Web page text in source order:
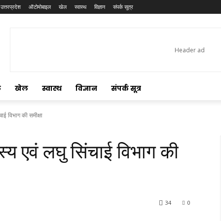
उत्तरप्रदेश ऑटोमोबाइल खेल स्वास्थ विज्ञान संपर्क सूत्र
खेल स्वास्थ विज्ञान संपर्क सूत्र
विभाग की समीक्षा
एवं लघु सिंचाई विभाग की
0
34